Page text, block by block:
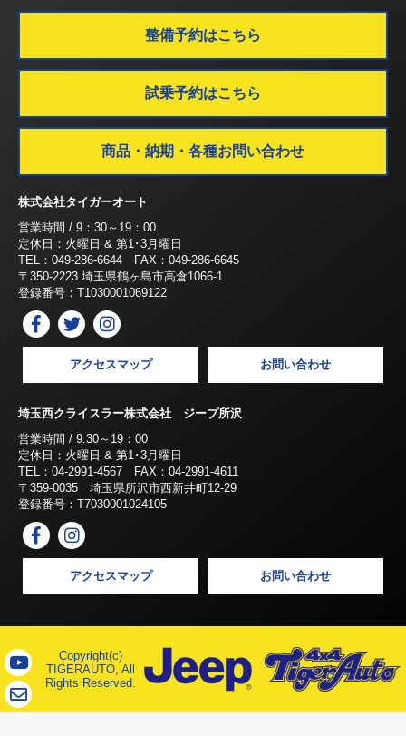
整備予約はこちら
試乗予約はこちら
商品・納期・各種お問い合わせ
株式会社タイガーオート
営業時間 / 9：30～19：00
定休日：火曜日 & 第1･3月曜日
TEL：049-286-6644 FAX：049-286-6645
〒350-2223 埼玉県鶴ヶ島市高倉1066-1
登録番号：T1030001069122
アクセスマップ お問い合わせ
埼玉西クライスラー株式会社 ジープ所沢
営業時間 / 9:30～19：00
定休日：火曜日 & 第1･3月曜日
TEL：04-2991-4567 FAX：04-2991-4611
〒359-0035 埼玉県所沢市西新井町12-29
登録番号：T7030001024105
アクセスマップ お問い合わせ
Copyright(c)
TIGERAUTO, All
Rights Reserved.